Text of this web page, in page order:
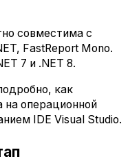
совместима с
FastReport Mono.
7 и .NET 8.
как
на операционной
IDE Visual Studio.